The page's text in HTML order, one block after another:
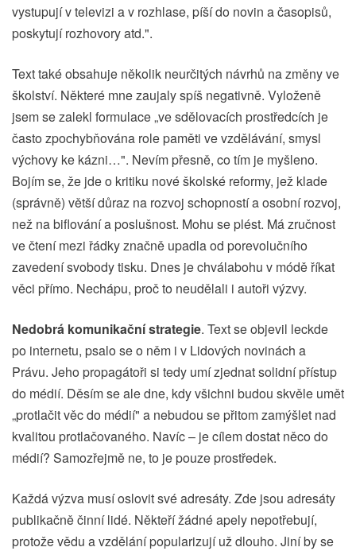
vystupují v televizi a v rozhlase, píší do novin a časopisů,
poskytují rozhovory atd.".
Text také obsahuje několik neurčitých návrhů na změny ve
školství. Některé mne zaujaly spíš negativně. Vyloženě
jsem se zalekl formulace „ve sdělovacích prostředcích je
často zpochybňována role paměti ve vzdělávání, smysl
výchovy ke kázni…". Nevím přesně, co tím je myšleno.
Bojím se, že jde o kritiku nové školské reformy, jež klade
(správně) větší důraz na rozvoj schopností a osobní rozvoj,
než na biflování a poslušnost. Mohu se plést. Má zručnost
ve čtení mezi řádky značně upadla od porevolučního
zavedení svobody tisku. Dnes je chválabohu v módě říkat
věci přímo. Nechápu, proč to neudělali i autoři výzvy.
Nedobrá komunikační strategie. Text se objevil leckde
po internetu, psalo se o něm i v Lidových novinách a
Právu. Jeho propagátoři si tedy umí zjednat solidní přístup
do médií. Děsím se ale dne, kdy všichni budou skvěle umět
„protlačit věc do médií" a nebudou se přitom zamýšlet nad
kvalitou protlačovaného. Navíc – je cílem dostat něco do
médií? Samozřejmě ne, to je pouze prostředek.
Každá výzva musí oslovit své adresáty. Zde jsou adresáty
publikačně činní lidé. Někteří žádné apely nepotřebují,
protože vědu a vzdělání popularizují už dlouho. Jiní by se